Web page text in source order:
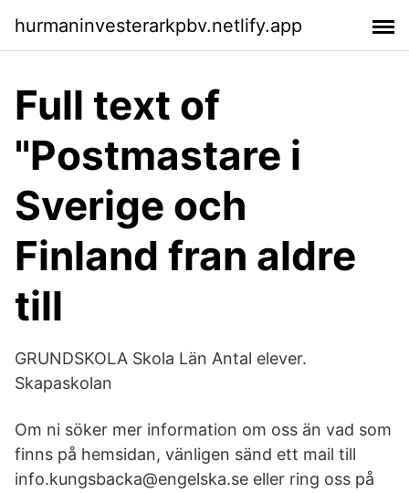
hurmaninvesterarkpbv.netlify.app
Full text of
"Postmastare i
Sverige och
Finland fran aldre
till
GRUNDSKOLA Skola Län Antal elever.
Skapaskolan
Om ni söker mer information om oss än vad som
finns på hemsidan, vänligen sänd ett mail till
info.kungsbacka@engelska.se eller ring oss på